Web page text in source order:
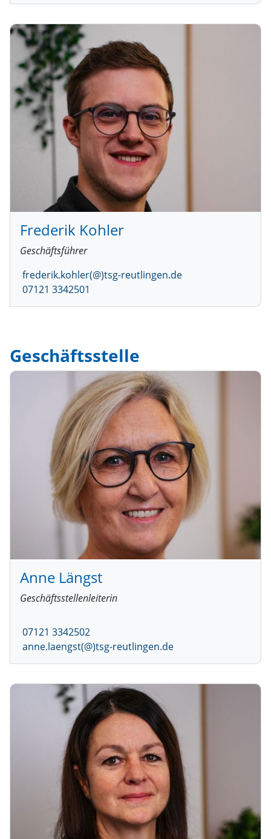
Frederik Kohler
Geschäftsführer
frederik.kohler(@)tsg-reutlingen.de
07121 3342501
Geschäftsstelle
Anne Längst
Geschäftsstellenleiterin
07121 3342502
anne.laengst(@)tsg-reutlingen.de